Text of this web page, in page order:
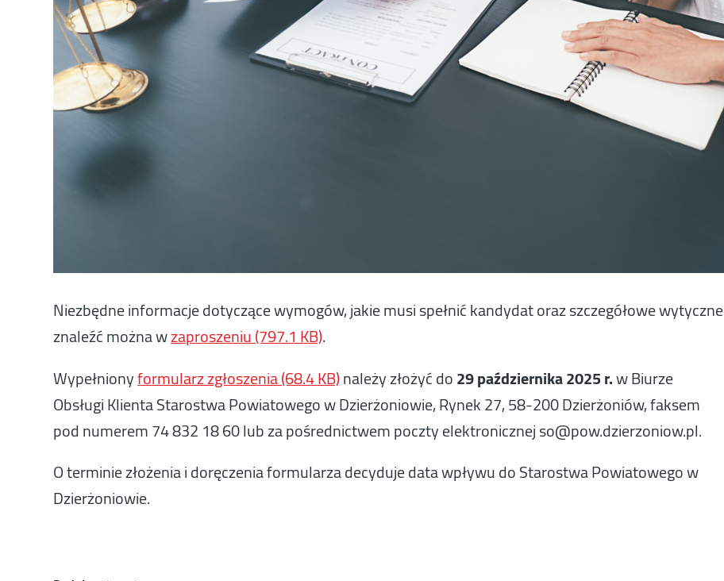
Niezbędne informacje dotyczące wymogów, jakie musi spełnić kandydat oraz szczegółowe wytyczne
znaleźć można wzaproszeniu (797.1 KB).
Wypełnionyformularz zgłoszenia (68.4 KB)należy złożyć do29 października 2025 r.w Biurze
Obsługi Klienta Starostwa Powiatowego w Dzierżoniowie, Rynek 27, 58-200 Dzierżoniów, faksem
pod numerem 74 832 18 60 lub za pośrednictwem poczty elektronicznej so@pow.dzierzoniow.pl.
O terminie złożenia i doręczenia formularza decyduje data wpływu do Starostwa Powiatowego w
Dzierżoniowie.